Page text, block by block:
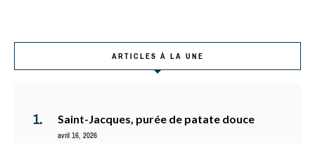
ARTICLES À LA UNE
Saint-Jacques, purée de patate douce
avril 16, 2026